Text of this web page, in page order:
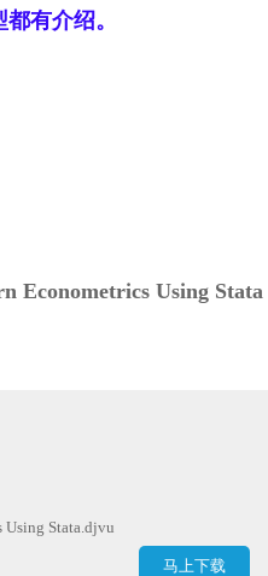
有介绍。
Econometrics Using Stata
马上下载
Stata.djvu